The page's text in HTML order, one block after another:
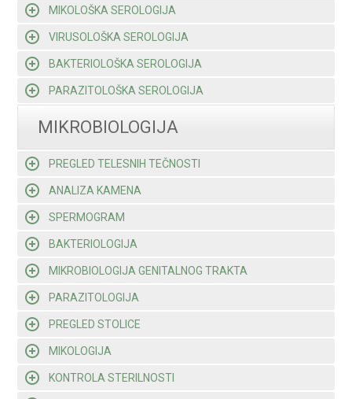
MIKOLOŠKA SEROLOGIJA
VIRUSOLOŠKA SEROLOGIJA
BAKTERIOLOŠKA SEROLOGIJA
PARAZITOLOŠKA SEROLOGIJA
MIKROBIOLOGIJA
PREGLED TELESNIH TEČNOSTI
ANALIZA KAMENA
SPERMOGRAM
BAKTERIOLOGIJA
MIKROBIOLOGIJA GENITALNOG TRAKTA
PARAZITOLOGIJA
PREGLED STOLICE
MIKOLOGIJA
KONTROLA STERILNOSTI